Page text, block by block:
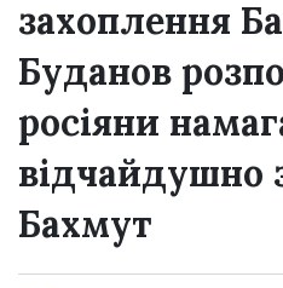
захоплення
Буданов
росіяни
відчайдушно
Бахмут